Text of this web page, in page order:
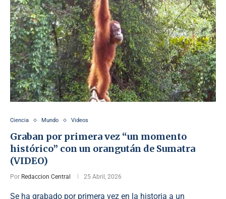
Ciencia Mundo Videos
Graban por primera vez “un momento
histórico” con un orangután de Sumatra
(VIDEO)
Por Redaccion Central 25 Abril, 2026
Se ha grabado por primera vez en la historia a un